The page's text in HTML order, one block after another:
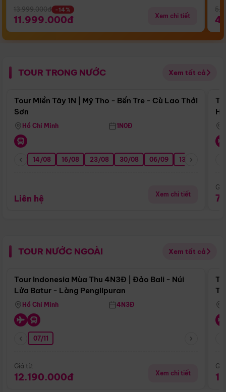
13.999.000đ -14%
11.999.000đ Xem chi tiết
TOUR TRONG NƯỚC Xem tất cả
Điểm nổi bật
Tour Miền Tây 1N | Mỹ Tho - Bến Tre - Cù Lao Thới
Sơn
Hồ Chí Minh 1N0Đ
14/08 16/08 23/08 30/08 06/09 13/09
Liên hệ Xem chi tiết
TOUR NƯỚC NGOÀI Xem tất cả
Điểm nổi bật
Tour Indonesia Mùa Thu 4N3Đ | Đảo Bali - Núi
Lửa Batur - Làng Penglipuran
Hồ Chí Minh 4N3Đ
07/11
Giá từ:
12.190.000đ Xem chi tiết